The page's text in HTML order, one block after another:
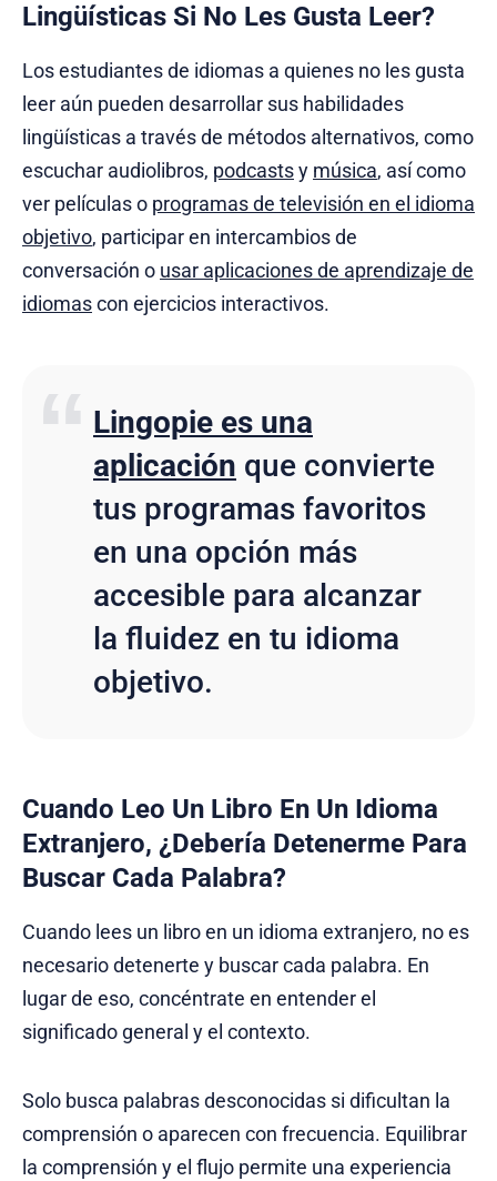
Lingüísticas Si No Les Gusta Leer?
Los estudiantes de idiomas a quienes no les gusta
leer aún pueden desarrollar sus habilidades
lingüísticas a través de métodos alternativos, como
escuchar audiolibros, podcastsy música, así como
ver películas o programas de televisión en el idioma
objetivo, participar en intercambios de
conversación o usar aplicaciones de aprendizaje de
idiomascon ejercicios interactivos.
Lingopie es una
aplicación que convierte
tus programas favoritos
en una opción más
accesible para alcanzar
la fluidez en tu idioma
objetivo.
Cuando Leo Un Libro En Un Idioma
Extranjero, ¿Debería Detenerme Para
Buscar Cada Palabra?
Cuando lees un libro en un idioma extranjero, no es
necesario detenerte y buscar cada palabra. En
lugar de eso, concéntrate en entender el
significado general y el contexto.
Solo busca palabras desconocidas si dificultan la
comprensión o aparecen con frecuencia. Equilibrar
la comprensión y el flujo permite una experiencia